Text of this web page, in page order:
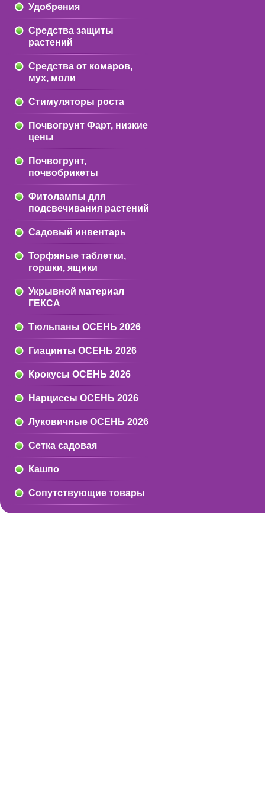
Удобрения
Средства защиты
растений
Средства от комаров,
мух, моли
Стимуляторы роста
Почвогрунт Фарт, низкие
цены
Почвогрунт,
почвобрикеты
Фитолампы для
подсвечивания растений
Садовый инвентарь
Торфяные таблетки,
горшки, ящики
Укрывной материал
ГЕКСА
Тюльпаны ОСЕНЬ 2026
Гиацинты ОСЕНЬ 2026
Крокусы ОСЕНЬ 2026
Нарциссы ОСЕНЬ 2026
Луковичные ОСЕНЬ 2026
Сетка садовая
Кашпо
Сопутствующие товары